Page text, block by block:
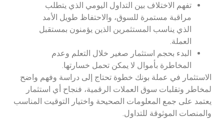
تفهم الاختلاف بين التداول اليومي الذي يتطلب
مراقبة مستمرة للسوق، والاحتفاظ طويل الأمد
الذي يناسب المستثمرين الذين يؤمنون بمستقبل
العملة.
البدء بحجم استثمار صغير خلال التعلم وعدم
المخاطرة بأموال لا يمكن تحمل خسارتها.
الاستثمار في عملة بونك خطوة تحتاج إلى دراسة وفهم واضح
لمخاطر وتقلبات سوق العملات الرقمية، فنجاح أي استثمار
يعتمد على جمع المعلومات الصحيحة واختيار التوقيت المناسب
والمنصات الموثوقة للتداول.